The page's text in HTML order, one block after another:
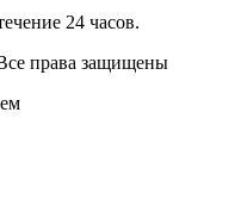
24 часов.
права защищены